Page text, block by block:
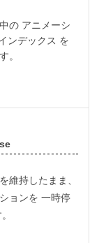
の アニメーシ
ンデックス を
。
維持したまま、
ョンを 一時停